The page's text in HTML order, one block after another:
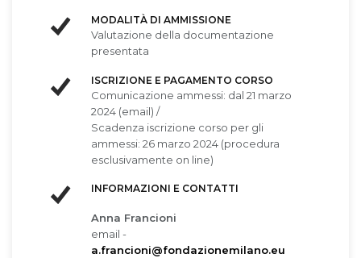
MODALITÀ DI AMMISSIONE
Valutazione della documentazione
presentata
ISCRIZIONE E PAGAMENTO CORSO
Comunicazione ammessi: dal 21 marzo
2024 (email) /
Scadenza iscrizione corso per gli
ammessi: 26 marzo 2024 (procedura
esclusivamente on line)
INFORMAZIONI E CONTATTI
Anna Francioni
email -
a.francioni@fondazionemilano.eu